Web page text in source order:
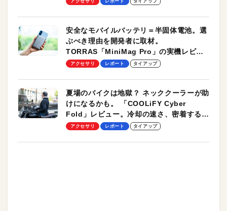
安全なモバイルバッテリ＝半固体電池。選
ぶべき理由を開発者に取材。
TORRAS「MiniMag Pro」の実機レビュ
ーも
アクセサリ レポート タイアップ
夏場のバイクは地獄？ ネッククーラーが助
けになるかも。 「COOLiFY Cyber
Fold」レビュー。冷却の速さ、密着する冷
却プレート、シンプルな操作性がグッド！
アクセサリ レポート タイアップ